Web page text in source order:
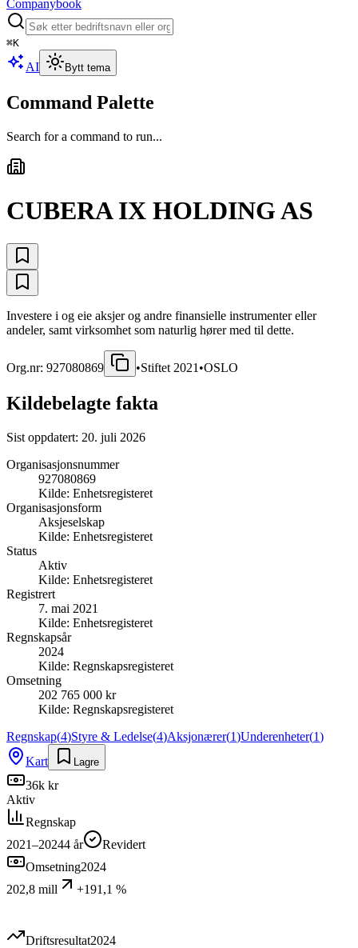
Companybook
⌘K
AI Bytt tema
Command Palette
Search for a command to run...
CUBERA IX HOLDING AS
Investere i og eie aksjer og andre finansielle instrumenter eller
andeler, samt virksomhet som naturlig hører med til dette.
Org.nr: 927080869 •Stiftet 2021 •OSLO
Kildebelagte fakta
Sist oppdatert: 20. juli 2026
Organisasjonsnummer
927080869
Kilde: Enhetsregisteret
Organisasjonsform
Aksjeselskap
Kilde: Enhetsregisteret
Status
Aktiv
Kilde: Enhetsregisteret
Registrert
7. mai 2021
Kilde: Enhetsregisteret
Regnskapsår
2024
Kilde: Regnskapsregisteret
Omsetning
202 765 000 kr
Kilde: Regnskapsregisteret
Regnskap(4)Styre & Ledelse(4)Aksjonærer(1)Underenheter(1)
Kart
Lagre
36k kr
Aktiv
Regnskap
2021–20244 år
Revidert
Omsetning2024
202,8 mill
+191,1 %
Driftsresultat2024